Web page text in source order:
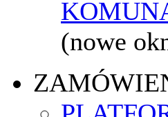
(nowe